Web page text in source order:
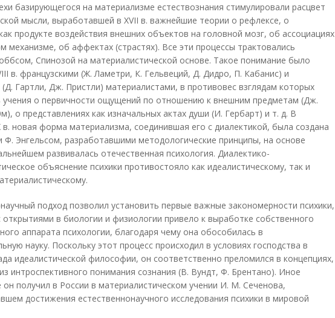
базирующегося на материализме естествознания стимулировали расцвет
мысли, выработавшей в XVII в. важнейшие теории о рефлексе, о
продукте воздействия внешних объектов на головной мозг, об ассоциациях
механизме, об аффектах (страстях). Все эти процессы трактовались
Спинозой на материалистической основе. Такое понимание было
в. французскими (Ж. Ламетри, К. Гельвеций, Д. Дидро, П. Кабанис) и
(Д. Гартли, Дж. Пристли) материалистами, в противовес взглядам которых
учения о первичности ощущений по отношению к внешним предметам (Дж.
о представлениях как изначальных актах души (И. Гербарт) и т. д. В
в. новая форма материализма, соединившая его с диалектикой, была создана
Ф. Энгельсом, разработавшими методологические принципы, на основе
развивалась отечественная психология. Диалектико-
объяснение психики противостояло как идеалистическому, так и
подход позволил установить первые важные закономерности психики,
открытиями в биологии и физиологии привело к выработке собственного
аппарата психологии, благодаря чему она обособилась в
науку. Поскольку этот процесс происходил в условиях господства в
идеалистической философии, он соответственно преломился в концепциях,
интроспективного понимания сознания (В. Вундт, Ф. Брентано). Иное
он получил в России в материалистическом учении И. М. Сеченова,
достижения естественнонаучного исследования психики в мировой